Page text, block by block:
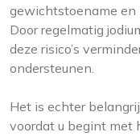
gewichtstoename en
Door regelmatig
deze risico’s
ondersteunen.
Het is echter
voordat u begint met